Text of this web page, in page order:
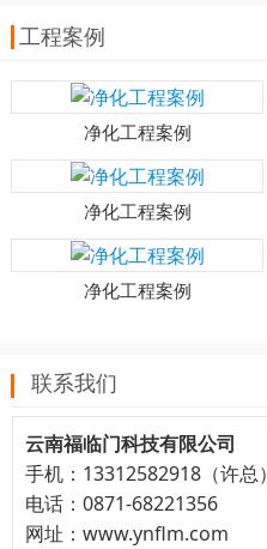
工程案例
净化工程案例
净化工程案例
净化工程案例
联系我们
云南福临门科技有限公司
手机：13312582918（许总）
电话：0871-68221356
网址：www.ynflm.com